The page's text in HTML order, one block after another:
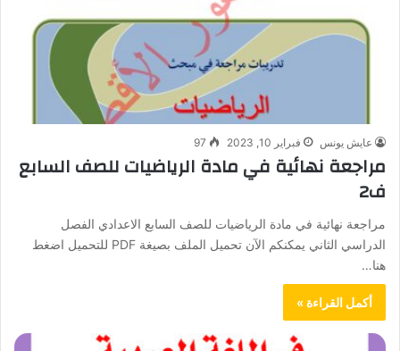
عايش يونس فبراير 10, 2023 97
مراجعة نهائية في مادة الرياضيات للصف السابع
ف2
مراجعة نهائية في مادة الرياضيات للصف السابع الاعدادي الفصل
الدراسي الثاني يمكنكم الآن تحميل الملف بصيغة PDF للتحميل اضغط
هنا…
أكمل القراءة »